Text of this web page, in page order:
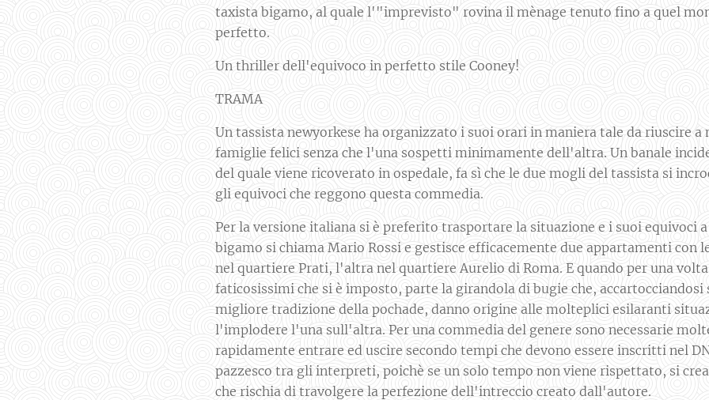
taxista bigamo, al quale l'"imprevisto" rovina il mènage tenuto fino a quel
perfetto.
Un thriller dell'equivoco in perfetto stile Cooney!
TRAMA
Un tassista newyorkese ha organizzato i suoi orari in maniera tale da riuscire a
famiglie felici senza che l'una sospetti minimamente dell'altra. Un banale
del quale viene ricoverato in ospedale, fa sì che le due mogli del tassista si
gli equivoci che reggono questa commedia.
Per la versione italiana si è preferito trasportare la situazione e i suoi equivoci
bigamo si chiama Mario Rossi e gestisce efficacemente due appartamenti con
nel quartiere Prati, l'altra nel quartiere Aurelio di Roma. E quando per una
faticosissimi che si è imposto, parte la girandola di bugie che, accartocciandosi
migliore tradizione della pochade, danno origine alle molteplici esilaranti
l'implodere l'una sull'altra. Per una commedia del genere sono necessarie
rapidamente entrare ed uscire secondo tempi che devono essere inscritti nel
pazzesco tra gli interpreti, poichè se un solo tempo non viene rispettato, si
che rischia di travolgere la perfezione dell'intreccio creato dall'autore.